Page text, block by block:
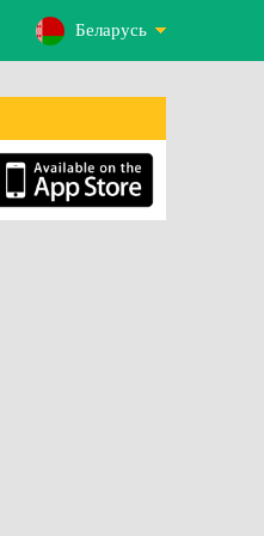
Беларусь